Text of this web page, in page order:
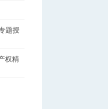
题授
权精